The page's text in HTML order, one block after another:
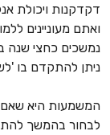
דקדקנות ויכולת
ואתם מעוניינים
נמשכים כחצי שנה
ניתן להתקדם בו
לבחור בהמשך